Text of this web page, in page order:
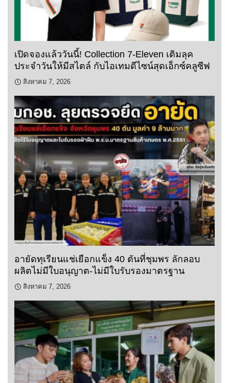
เปิดจองแล้ววันนี้! Collection 7-Eleven เติมลุค
ประจำวันให้มีสไตล์ กับไอเทมดีไซน์สุดเอ็กซ์คลูซีฟ
สิงหาคม 7, 2026
อายัดทุเรียนแช่เยือกแข็ง 40 ตันที่ชุมพร ลักลอบ
ผลิตไม่มีใบอนุญาต-ไม่มีใบรับรองมาตรฐาน
สิงหาคม 7, 2026